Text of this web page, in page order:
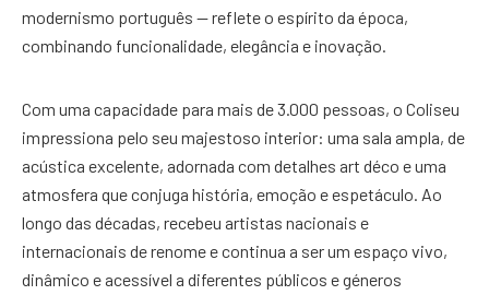
modernismo português — reflete o espírito da época,
combinando funcionalidade, elegância e inovação.
Com uma capacidade para mais de 3.000 pessoas, o Coliseu
impressiona pelo seu majestoso interior: uma sala ampla, de
acústica excelente, adornada com detalhes art déco e uma
atmosfera que conjuga história, emoção e espetáculo. Ao
longo das décadas, recebeu artistas nacionais e
internacionais de renome e continua a ser um espaço vivo,
dinâmico e acessível a diferentes públicos e géneros